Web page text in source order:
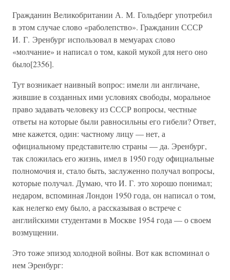
Гражданин Великобритании А. М. Гольдберг употребил
в этом случае слово «раболепство». Гражданин СССР
И. Г. Эренбург использовал в мемуарах слово
«молчание» и написал о том, какой мукой для него оно
было[2356].
Тут возникает наивный вопрос: имели ли англичане,
жившие в созданных ими условиях свободы, моральное
право задавать человеку из СССР вопросы, честные
ответы на которые были равносильны его гибели? Ответ,
мне кажется, один: частному лицу — нет, а
официальному представителю страны — да. Эренбург,
так сложилась его жизнь, имел в 1950 году официальные
полномочия и, стало быть, заслуженно получал вопросы,
которые получал. Думаю, что И. Г. это хорошо понимал;
недаром, вспоминая Лондон 1950 года, он написал о том,
как нелегко ему было, а рассказывая о встрече с
английскими студентами в Москве 1954 года — о своем
возмущении.
Это тоже эпизод холодной войны. Вот как вспоминал о
нем Эренбург: